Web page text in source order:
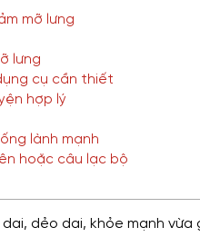
mỡ lưng
lưng
cụ cần thiết
hợp lý
lành mạnh
hoặc câu lạc bộ
dẻo dai, khỏe mạnh vừa